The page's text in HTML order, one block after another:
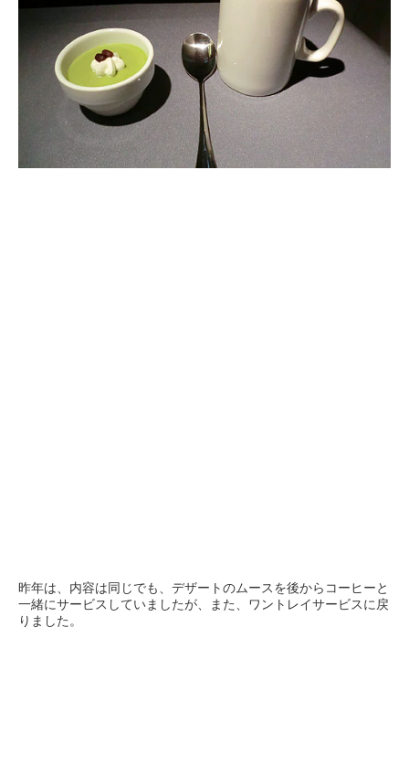
昨年は、内容は同じでも、デザートのムースを後からコーヒーと
一緒にサービスしていましたが、また、ワントレイサービスに戻
りました。